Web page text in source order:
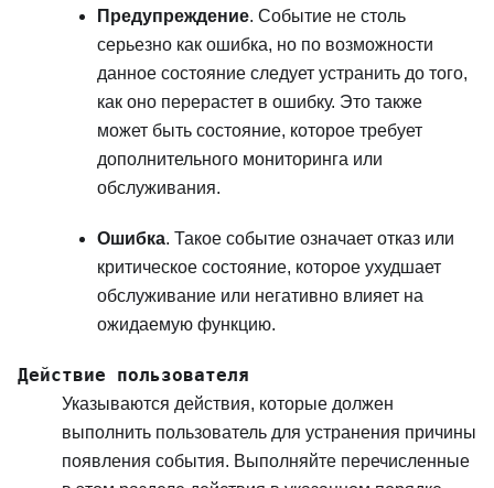
Предупреждение. Событие не столь
серьезно как ошибка, но по возможности
данное состояние следует устранить до того,
как оно перерастет в ошибку. Это также
может быть состояние, которое требует
дополнительного мониторинга или
обслуживания.
Ошибка. Такое событие означает отказ или
критическое состояние, которое ухудшает
обслуживание или негативно влияет на
ожидаемую функцию.
Действие пользователя
Указываются действия, которые должен
выполнить пользователь для устранения причины
появления события. Выполняйте перечисленные